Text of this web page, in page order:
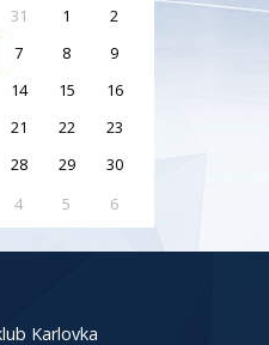
31 1
2
7 8
9
14 15
16
21 22
23
28 29
30
4 5 6
Karlovka